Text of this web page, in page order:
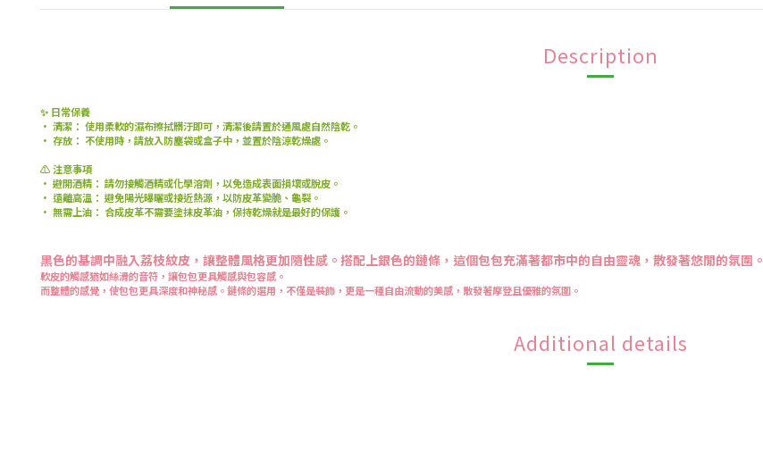
Description
✨ 日常保養
• 清潔： 使用柔軟的濕布擦拭髒汙即可，清潔後請置於通風處自然陰乾。
• 存放： 不使用時，請放入防塵袋或盒子中，並置於陰涼乾燥處。
⚠️ 注意事項
• 避開酒精： 請勿接觸酒精或化學溶劑，以免造成表面損壞或脫皮。
• 遠離高溫： 避免陽光曝曬或接近熱源，以防皮革變脆、龜裂。
• 無需上油： 合成皮革不需要塗抹皮革油，保持乾燥就是最好的保護。
黑色的基調中融入荔枝紋皮，讓整體風格更加隨性感。搭配上銀色的鏈條，這個包包充滿著都市中的自由靈魂，散發著悠閒的氛圍。
軟皮的觸感猶如絲滑的音符，讓包包更具觸感與包容感。
而整體的感覺，使包包更具深度和神秘感。鏈條的選用，不僅是裝飾，更是一種自由流動的美感，散發著摩登且優雅的氛圍。
Additional details